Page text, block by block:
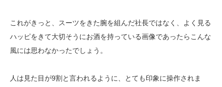
これがきっと、スーツをきた腕を組んだ社長ではなく、よく見る
ハッピをきて大切そうにお酒を持っている画像であったらこんな
風には思わなかったでしょう。
人は見た目が9割と言われるように、とても印象に操作されま